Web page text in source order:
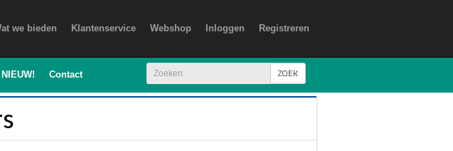
we bieden Klantenservice Webshop Inloggen Registreren
NIEUW! Contact ZOEK